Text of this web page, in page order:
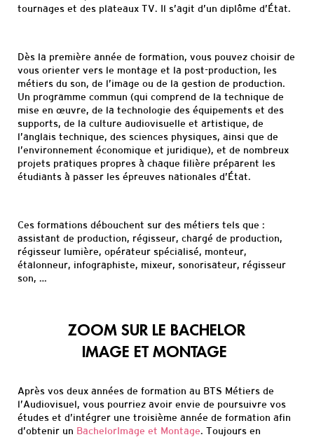
tournages et des plateaux TV. Il s’agit d’un diplôme d’État.
Dès la première année de formation, vous pouvez choisir de
vous orienter vers le montage et la post-production, les
métiers du son, de l’image ou de la gestion de production.
Un programme commun (qui comprend de la technique de
mise en œuvre, de la technologie des équipements et des
supports, de la culture audiovisuelle et artistique, de
l’anglais technique, des sciences physiques, ainsi que de
l’environnement économique et juridique), et de nombreux
projets pratiques propres à chaque filière préparent les
étudiants à passer les épreuves nationales d’État.
Ces formations débouchent sur des métiers tels que :
assistant de production, régisseur, chargé de production,
régisseur lumière, opérateur spécialisé, monteur,
étalonneur, infographiste, mixeur, sonorisateur, régisseur
son, …
ZOOM SUR LE BACHELOR
IMAGE ETMONTAGE
Après vos deux années de formation au BTS Métiers de
l’Audiovisuel, vous pourriez avoir envie de poursuivre vos
études et d’intégrer une troisième année de formation afin
d’obtenir un BachelorImage et Montage. Toujours en